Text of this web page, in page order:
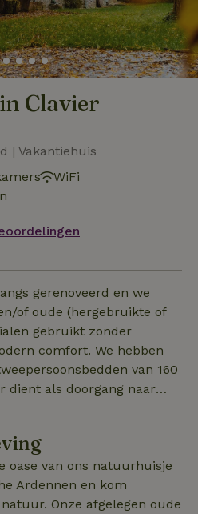
Clavier
| Vakantiehuis
WiFi
gerenoveerd en we
of oude (hergebruikte of
gebruikt zonder
comfort. We hebben
van 160
dient als doorgang naar
Het huisje beschikt over
en uitgerust met
fornuis met 2
de-feu borden en vier
staal keukenmessen,
oase van ons natuurhuisje
Ardennen en kom
Onze afgelegen oude